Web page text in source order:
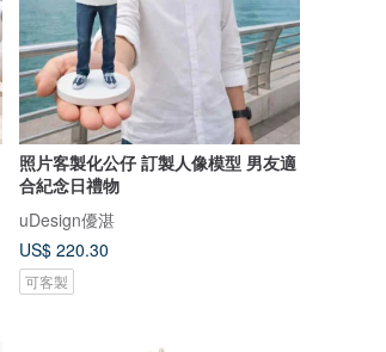
照片客製化公仔 訂製人像模型 男友適
合紀念日禮物
uDesign優湛
US$ 220.30
可客製